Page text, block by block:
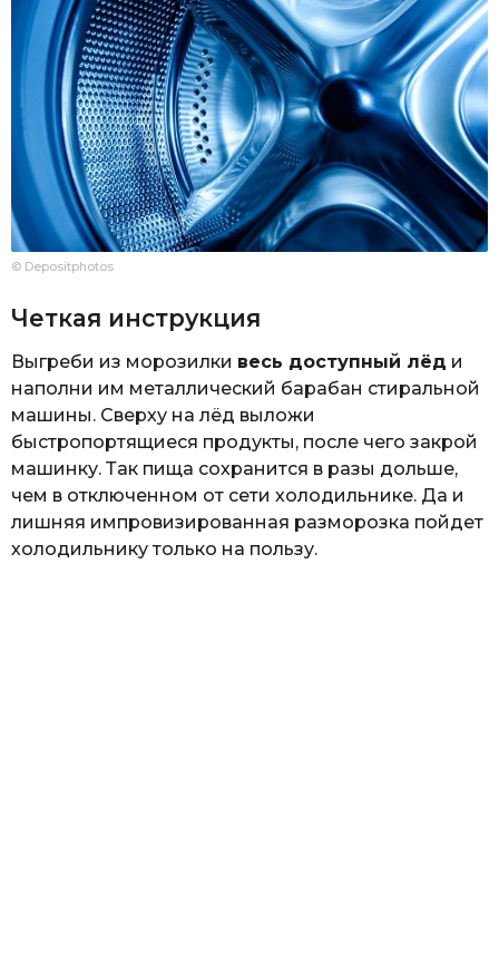
© Depositphotos
Четкая инструкция
Выгреби из морозилки весь доступный лёд и
наполни им металлический барабан стиральной
машины. Сверху на лёд выложи
быстропортящиеся продукты, после чего закрой
машинку. Так пища сохранится в разы дольше,
чем в отключенном от сети холодильнике. Да и
лишняя импровизированная разморозка пойдет
холодильнику только на пользу.